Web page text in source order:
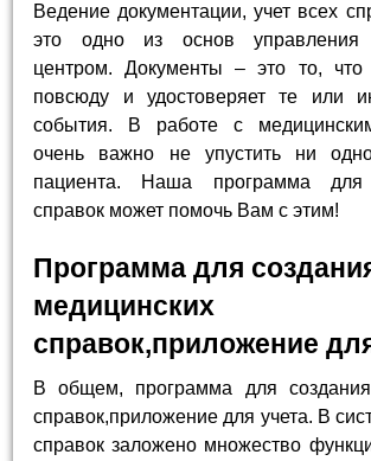
Ведение документации, учет всех
это одно из основ управления
центром. Документы – это то, что
повсюду и удостоверяет те или
события. В работе с
очень важно не упустить ни
пациента. Наша программа для
справок может помочь Вам с этим!
Программа для
медицинских
справок,приложение
В общем, программа для создания
справок,приложение для учета. В
справок заложено множество